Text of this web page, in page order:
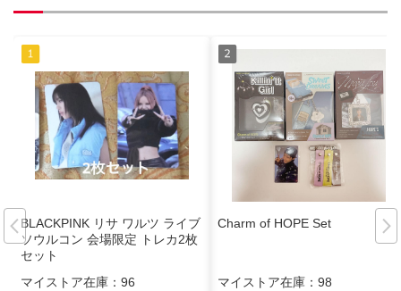
BLACKPINK リサ ワルツ ライブ
ソウルコン 会場限定 トレカ2枚
セット
マイストア在庫： 96
Charm of HOPE Set
マイストア在庫： 98